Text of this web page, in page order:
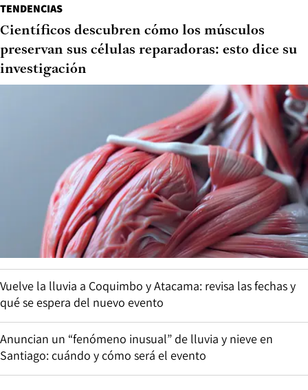
TENDENCIAS
Científicos descubren cómo los músculos
preservan sus células reparadoras: esto dice su
investigación
Vuelve la lluvia a Coquimbo y Atacama: revisa las fechas y
qué se espera del nuevo evento
Anuncian un “fenómeno inusual” de lluvia y nieve en
Santiago: cuándo y cómo será el evento